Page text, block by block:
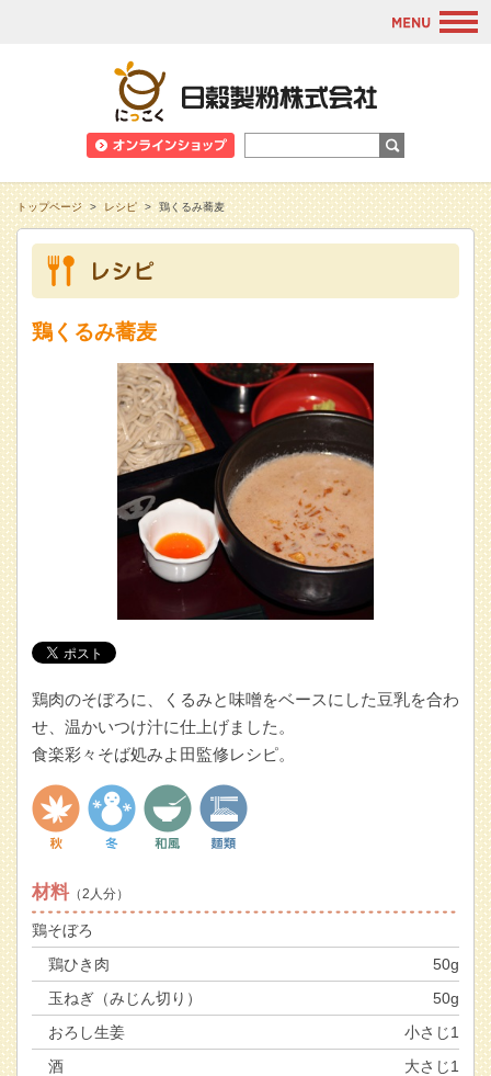
トップページ > レシピ > 鶏くるみ蕎麦
鶏くるみ蕎麦
鶏肉のそぼろに、くるみと味噌をベースにした豆乳を合わ
せ、温かいつけ汁に仕上げました。
食楽彩々そば処みよ田監修レシピ。
材料（2人分）
鶏そぼろ
鶏ひき肉
50g
玉ねぎ（みじん切り）
50g
おろし生姜
小さじ1
酒
大さじ1